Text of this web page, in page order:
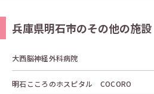
兵庫県明石市のその他の施設
大西脳神経外科病院
明石こころのホスピタル COCORO